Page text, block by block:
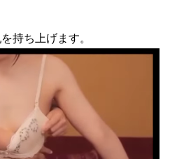
持ち上げます。